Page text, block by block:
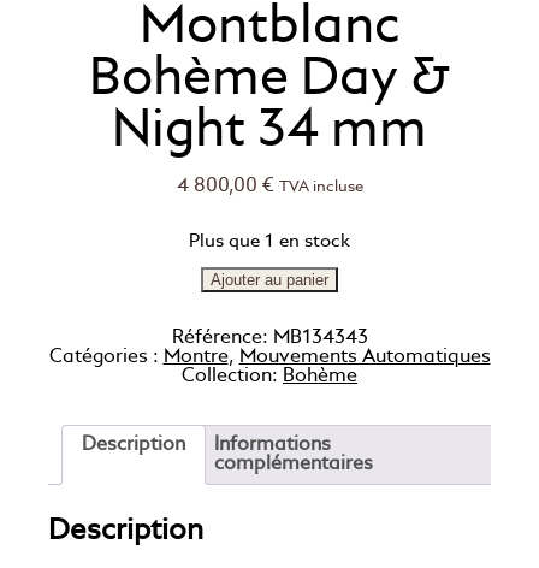
Montblanc
Bohème Day &
Night 34 mm
4 800,00 € TVA incluse
Plus que 1 en stock
Ajouter au panier
Référence: MB134343
Catégories : Montre, Mouvements Automatiques
Collection: Bohème
Description
Informations
complémentaires
Description